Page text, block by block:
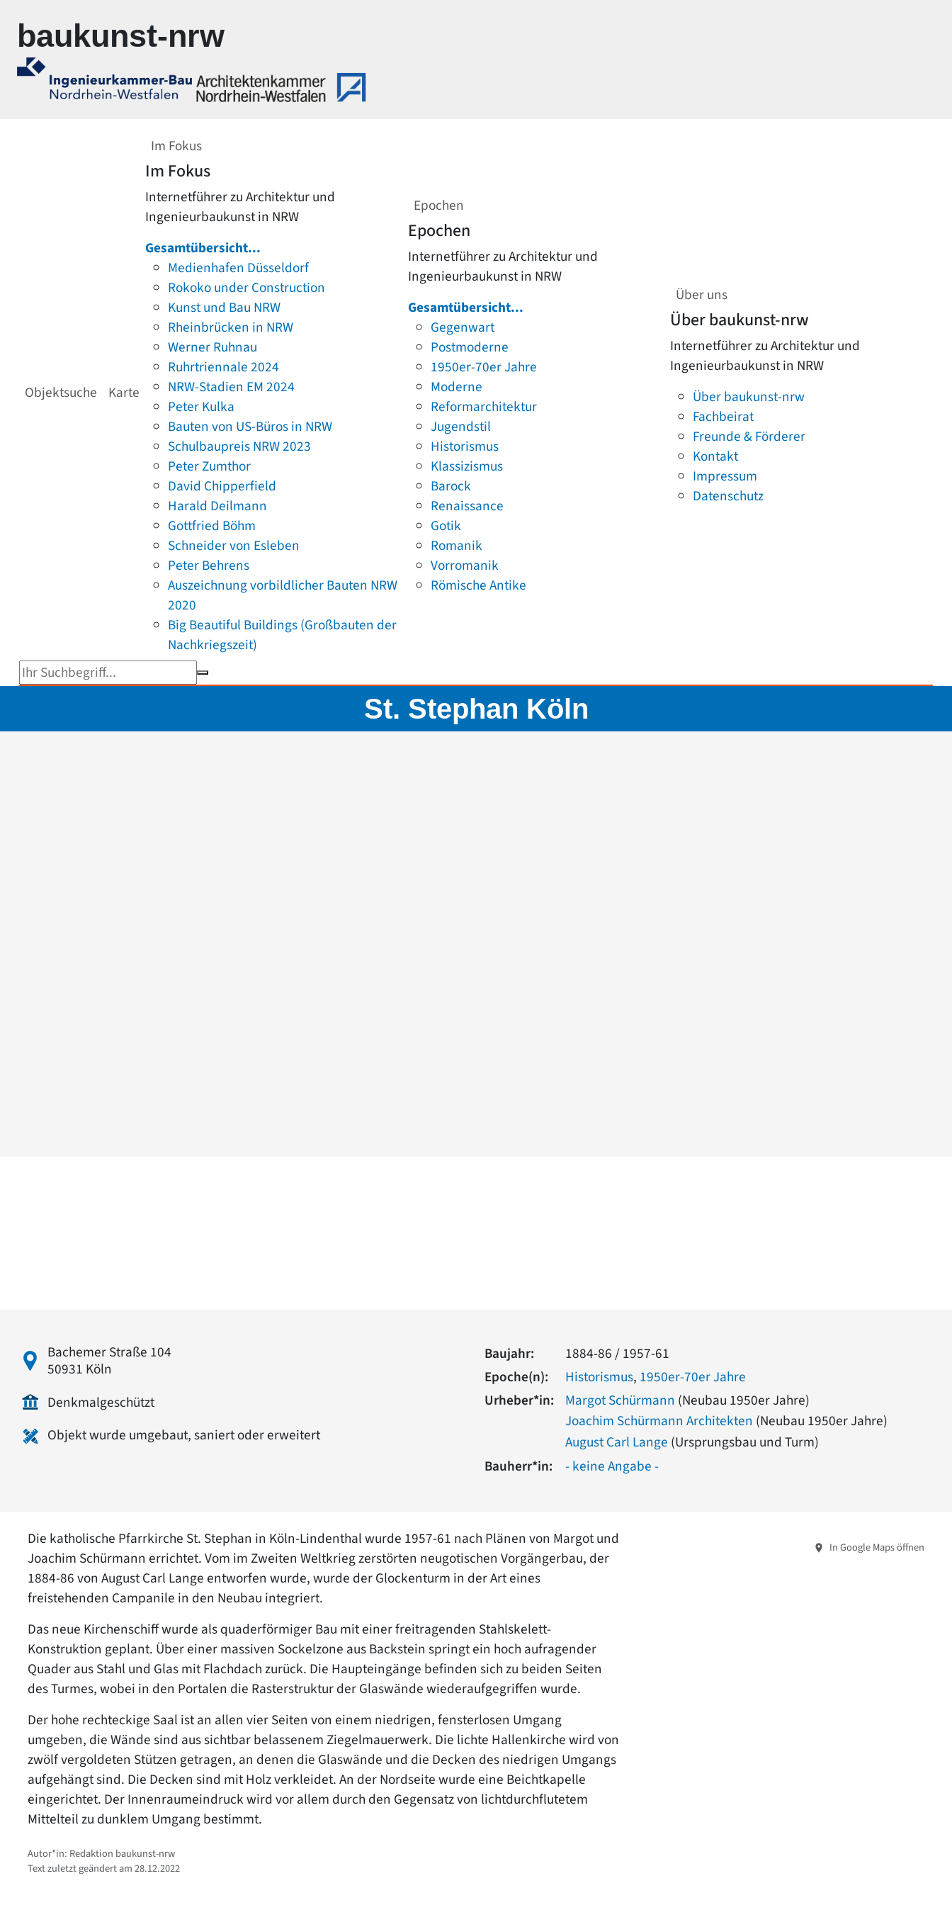
baukunst-nrw
Objektsuche Karte
Im Fokus
Im Fokus
Internetführer zu Architektur und
Ingenieurbaukunst in NRW
Gesamtübersicht...
Medienhafen Düsseldorf
Rokoko under Construction
Kunst und Bau NRW
Rheinbrücken in NRW
Werner Ruhnau
Ruhrtriennale 2024
NRW-Stadien EM 2024
Peter Kulka
Bauten von US-Büros in NRW
Schulbaupreis NRW 2023
Peter Zumthor
David Chipperfield
Harald Deilmann
Gottfried Böhm
Schneider von Esleben
Peter Behrens
Auszeichnung vorbildlicher Bauten NRW
2020
Big Beautiful Buildings (Großbauten der
Nachkriegszeit)
Epochen
Epochen
Internetführer zu Architektur und
Ingenieurbaukunst in NRW
Gesamtübersicht...
Gegenwart
Postmoderne
1950er-70er Jahre
Moderne
Reformarchitektur
Jugendstil
Historismus
Klassizismus
Barock
Renaissance
Gotik
Romanik
Vorromanik
Römische Antike
Über uns
Über baukunst-nrw
Internetführer zu Architektur und
Ingenieurbaukunst in NRW
Über baukunst-nrw
Fachbeirat
Freunde & Förderer
Kontakt
Impressum
Datenschutz
Suchbegriff eingeben
St. Stephan Köln
Bachemer Straße 104
50931 Köln
Denkmalgeschützt
Objekt wurde umgebaut, saniert oder erweitert
Baujahr:
1884-86 / 1957-61
Epoche(n):
Historismus, 1950er-70er Jahre
Urheber*in:
Margot Schürmann (Neubau 1950er Jahre)
Joachim Schürmann Architekten (Neubau 1950er Jahre)
August Carl Lange (Ursprungsbau und Turm)
Bauherr*in:
- keine Angabe -
Die katholische Pfarrkirche St. Stephan in Köln-Lindenthal wurde 1957-61 nach Plänen von Margot und
Joachim Schürmann errichtet. Vom im Zweiten Weltkrieg zerstörten neugotischen Vorgängerbau, der
1884-86 von August Carl Lange entworfen wurde, wurde der Glockenturm in der Art eines
freistehenden Campanile in den Neubau integriert.
Das neue Kirchenschiff wurde als quaderförmiger Bau mit einer freitragenden Stahlskelett-
Konstruktion geplant. Über einer massiven Sockelzone aus Backstein springt ein hoch aufragender
Quader aus Stahl und Glas mit Flachdach zurück. Die Haupteingänge befinden sich zu beiden Seiten
des Turmes, wobei in den Portalen die Rasterstruktur der Glaswände wiederaufgegriffen wurde.
Der hohe rechteckige Saal ist an allen vier Seiten von einem niedrigen, fensterlosen Umgang
umgeben, die Wände sind aus sichtbar belassenem Ziegelmauerwerk. Die lichte Hallenkirche wird von
zwölf vergoldeten Stützen getragen, an denen die Glaswände und die Decken des niedrigen Umgangs
aufgehängt sind. Die Decken sind mit Holz verkleidet. An der Nordseite wurde eine Beichtkapelle
eingerichtet. Der Innenraumeindruck wird vor allem durch den Gegensatz von lichtdurchflutetem
Mittelteil zu dunklem Umgang bestimmt.
Autor*in: Redaktion baukunst-nrw
Text zuletzt geändert am 28.12.2022
In Google Maps öffnen